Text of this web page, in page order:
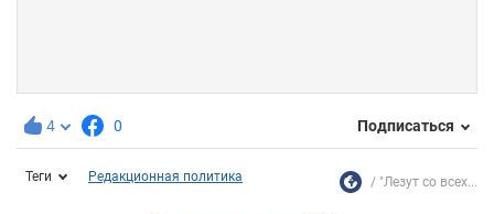
4 0 Подписаться
Теги Редакционная политика "Лезут со всех...